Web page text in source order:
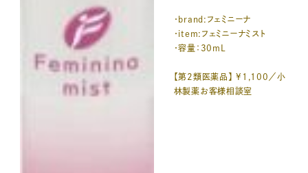
・brand:フェミニーナ
・item:フェミニーナミスト
・容量：30mL
【第2類医薬品】 ¥1,100／小
林製薬お客様相談室